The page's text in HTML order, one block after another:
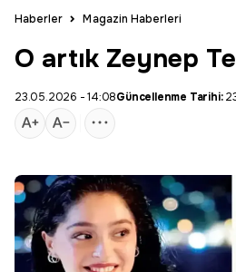
Haberler Magazin Haberleri
O artık Zeynep
23.05.2026 - 14:08Güncellenme Tarihi: